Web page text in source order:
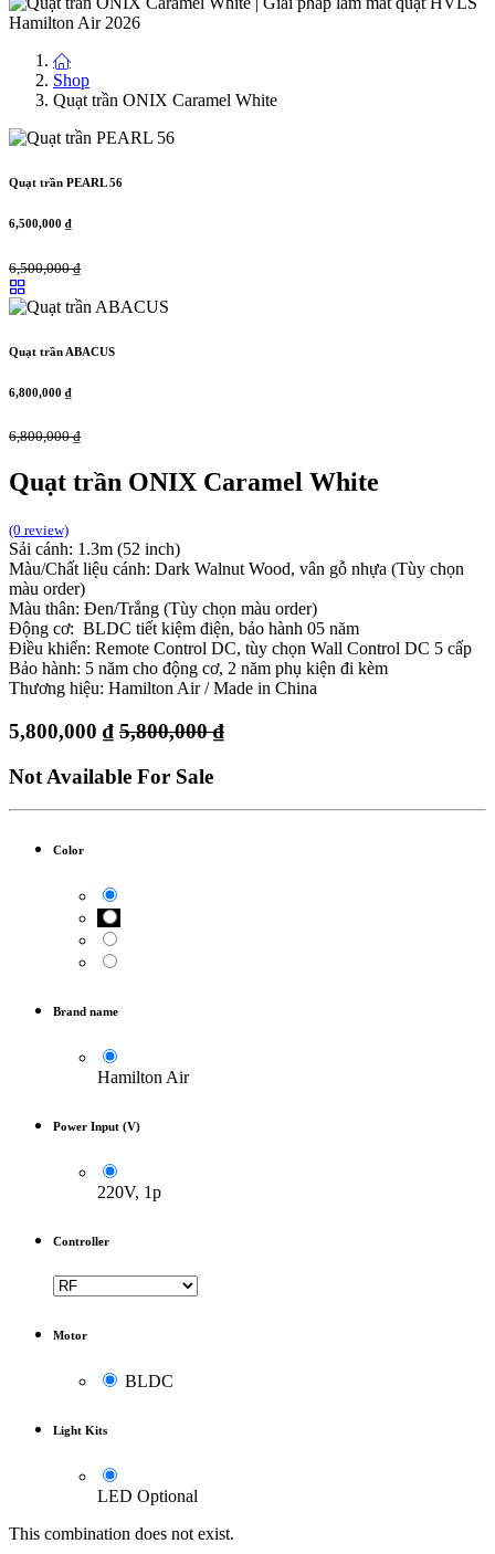
Shop
Quạt trần ONIX Caramel White
Quạt trần PEARL 56
6,500,000 ₫
6,500,000₫
Quạt trần ABACUS
6,800,000 ₫
6,800,000₫
Quạt trần ONIX Caramel White
(0 review)
Sải cánh: 1.3m (52 inch)
Màu/Chất liệu cánh: Dark Walnut Wood, vân gỗ nhựa (Tùy chọn
màu order)
Màu thân: Đen/Trắng (Tùy chọn màu order)
Động cơ: BLDC tiết kiệm điện, bảo hành 05 năm
Điều khiển: Remote Control DC, tùy chọn Wall Control DC 5 cấp
Bảo hành: 5 năm cho động cơ, 2 năm phụ kiện đi kèm
Thương hiệu: Hamilton Air / Made in China
5,800,000 ₫ 5,800,000₫
Not Available For Sale
Color
Brand name
Hamilton Air
Power Input (V)
220V, 1p
Controller
Motor
BLDC
Light Kits
LED Optional
This combination does not exist.